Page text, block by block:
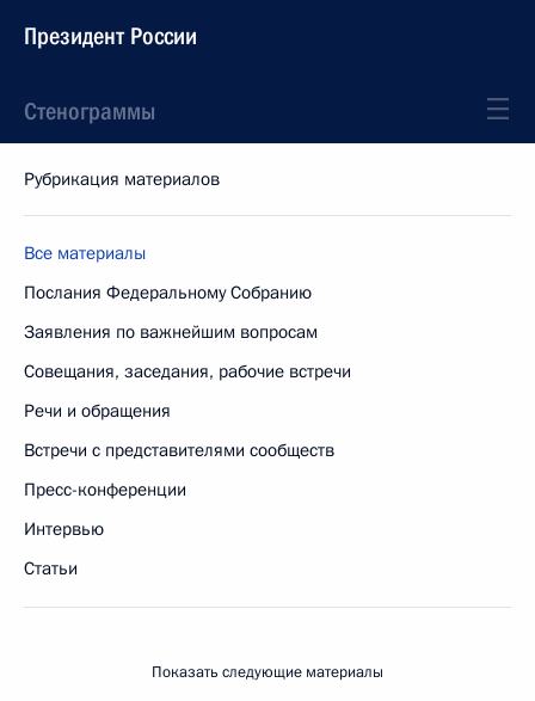
Президент России
Стенограммы
Рубрикация материалов
Все материалы
Послания Федеральному Собранию
Заявления по важнейшим вопросам
Совещания, заседания, рабочие встречи
Речи и обращения
Встречи с представителями сообществ
Пресс-конференции
Интервью
Статьи
Показать следующие материалы